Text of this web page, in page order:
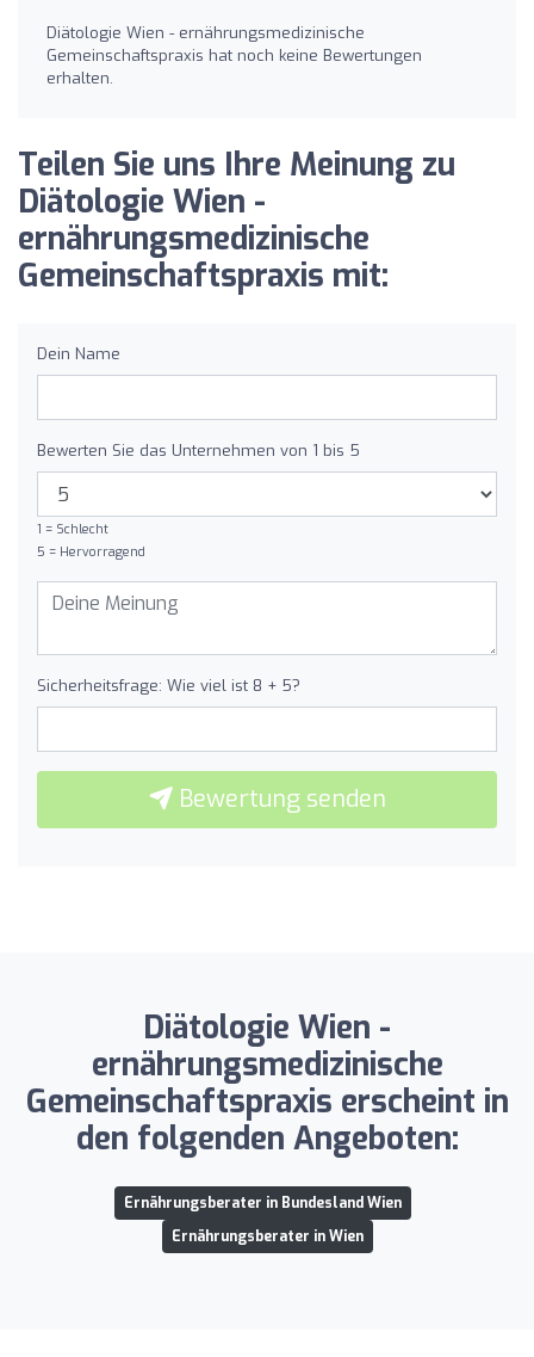
Diätologie Wien - ernährungsmedizinische
Gemeinschaftspraxis hat noch keine Bewertungen
erhalten.
Teilen Sie uns Ihre Meinung zu
Diätologie Wien -
ernährungsmedizinische
Gemeinschaftspraxis mit:
Dein Name
Bewerten Sie das Unternehmen von 1 bis 5
1 = Schlecht
5 = Hervorragend
Sicherheitsfrage: Wie viel ist 8 + 5?
Bewertung senden
Diätologie Wien -
ernährungsmedizinische
Gemeinschaftspraxis erscheint in
den folgenden Angeboten:
Ernährungsberater in Bundesland Wien
Ernährungsberater in Wien